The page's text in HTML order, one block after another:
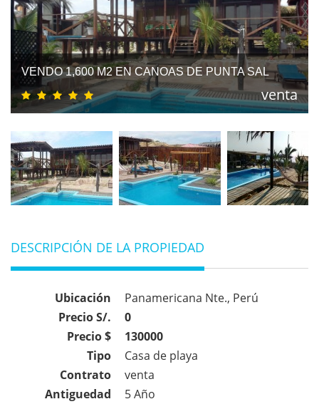
VENDO 1,600 M2 EN CANOAS DE PUNTA SAL
venta
DESCRIPCIÓN DE LA PROPIEDAD
Ubicación
Panamericana Nte., Perú
Precio S/.
0
Precio $
130000
Tipo
Casa de playa
Contrato
venta
Antiguedad
5 Año